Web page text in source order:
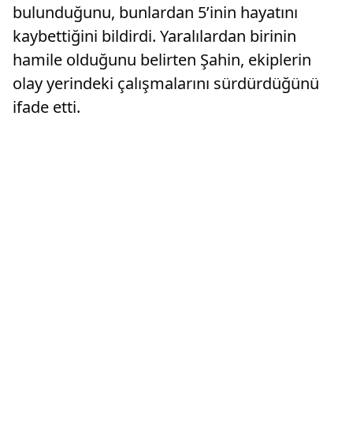
bulunduğunu, bunlardan 5’inin hayatını
kaybettiğini bildirdi. Yaralılardan birinin
hamile olduğunu belirten Şahin, ekiplerin
olay yerindeki çalışmalarını sürdürdüğünü
ifade etti.